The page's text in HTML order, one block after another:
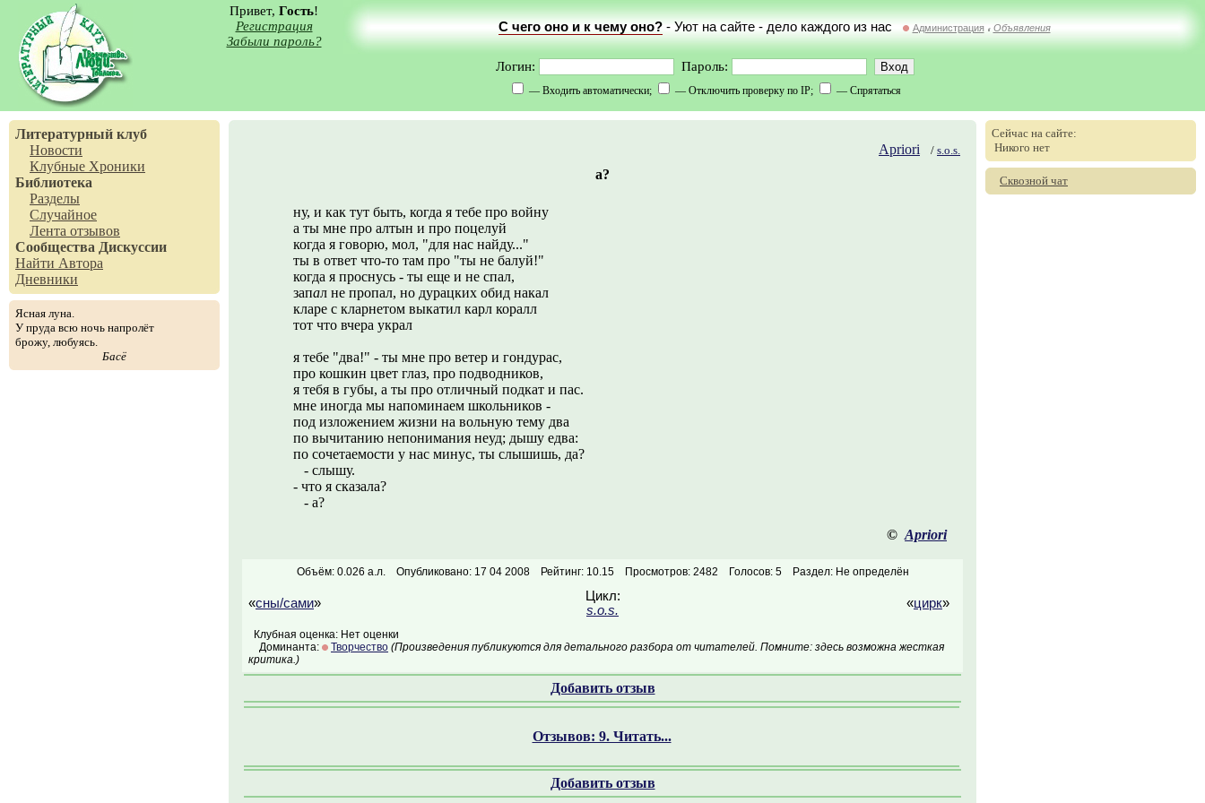
Привет, Гость!
Регистрация
Забыли пароль?
С чего оно и к чему оно?- Уют на сайте - дело каждого из нас Администрация // Объявления
Логин: Пароль:
— Входить автоматически; — Отключить проверку по IP; — Спрятаться
Литературный клуб
Новости
Клубные Хроники
Библиотека
Разделы
Случайное
Лента отзывов
Сообщества Дискуссии
Найти Автора
Дневники
Ясная луна.
У пруда всю ночь напролёт
брожу, любуясь.
Басё
Apriori / s.o.s.
а?
ну, и как тут быть, когда я тебе про войну
а ты мне про алтын и про поцелуй
когда я говорю, мол, "для нас найду..."
ты в ответ что-то там про "ты не балуй!"
когда я проснусь - ты еще и не спал,
запал не пропал, но дурацких обид накал
кларе с кларнетом выкатил карл коралл
тот что вчера украл
я тебе "два!" - ты мне про ветер и гондурас,
про кошкин цвет глаз, про подводников,
я тебя в губы, а ты про отличный подкат и пас.
мне иногда мы напоминаем школьников -
под изложением жизни на вольную тему два
по вычитанию непонимания неуд; дышу едва:
по сочетаемости у нас минус, ты слышишь, да?
- слышу.
- что я сказала?
- а?
© Apriori
Объём: 0.026 а.л. Опубликовано: 17 04 2008 Рейтинг: 10.15 Просмотров: 2482 Голосов: 5 Раздел: Не определён
«сны/сами»
Цикл:
s.o.s.
«цирк»
Клубная оценка: Нет оценки
Доминанта:
Творчество (Произведения публикуются для детального разбора от читателей. Помните: здесь возможна жесткая
критика.)
Добавить отзыв
Отзывов: 9. Читать...
Добавить отзыв
Сейчас на сайте:
Никого нет
Сквозной чат